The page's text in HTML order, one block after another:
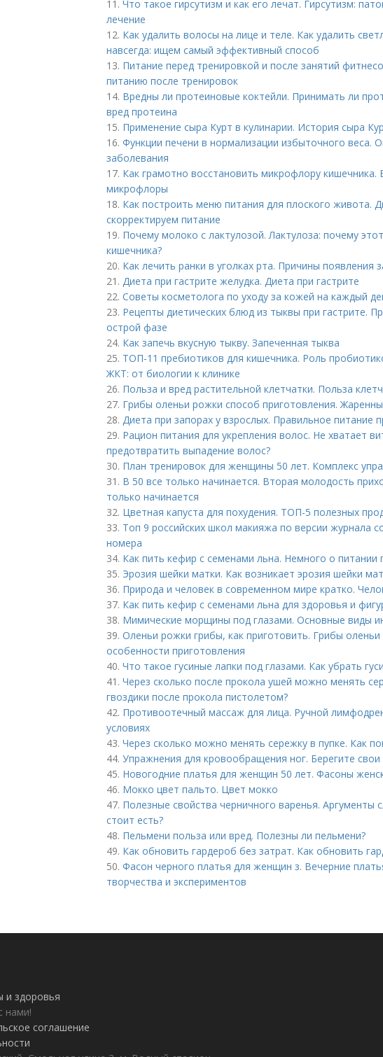
11. Что такое гирсутизм и как его лечат. Гирсутизм:
лечение
12. Как удалить волосы на лице и теле. Как удалить
навсегда: ищем самый эффективный способ
13. Питание перед тренировкой и после занятий
питанию после тренировок
14. Вредны ли протеиновые коктейли. Принимать ли
вред протеина
15. Применение сыра Курт в кулинарии. История сыра
16. Функции печени в нормализации избыточного веса.
заболевания
17. Как грамотно восстановить микрофлору кишечника.
микрофлоры
18. Как построить меню питания для плоского живота.
скорректируем питание
19. Почему молоко с лактулозой. Лактулоза: почему
кишечника?
20. Как лечить ранки в уголках рта. Причины появления
21. Диета при гастрите желудка. Диета при гастрите
22. Советы косметолога по уходу за кожей на каждый
23. Рецепты диетических блюд из тыквы при гастрите.
острой фазе
24. Как запечь вкусную тыкву. Запеченная тыква
25. ТОП-11 пребиотиков для кишечника. Роль
ЖКТ: от биологии к клинике
26. Польза и вред растительной клетчатки. Польза
27. Грибы оленьи рожки способ приготовления.
28. Диета при запорах у взрослых. Правильное питание
29. Рацион питания для укрепления волос. Не хватает
предотвратить выпадение волос?
30. План тренировок для женщины 50 лет. Комплекс
31. В 50 все только начинается. Вторая молодость
только начинается
32. Цветная капуста для похудения. ТОП-5 полезных
33. Топ 9 российских школ макияжа по версии журнала
номера
34. Как пить кефир с семенами льна. Немного о питании
35. Эрозия шейки матки. Как возникает эрозия шейки
36. Природа и человек в современном мире кратко.
37. Как пить кефир с семенами льна для здоровья и
38. Мимические морщины под глазами. Основные виды
39. Оленьи рожки грибы, как приготовить. Грибы оленьи
особенности приготовления
40. Что такое гусиные лапки под глазами. Как убрать
41. Через сколько после прокола ушей можно менять
гвоздики после прокола пистолетом?
42. Противоотечный массаж для лица. Ручной
условиях
43. Через сколько можно менять сережку в пупке. Как
44. Упражнения для кровообращения ног. Берегите свои
45. Новогодние платья для женщин 50 лет. Фасоны
46. Мокко цвет пальто. Цвет мокко
47. Полезные свойства черничного варенья. Аргументы
стоит есть?
48. Пельмени польза или вред. Полезны ли пельмени?
49. Как обновить гардероб без затрат. Как обновить
50. Фасон черного платья для женщин з. Вечерние
творчества и экспериментов
и здоровья
нами!
соглашение